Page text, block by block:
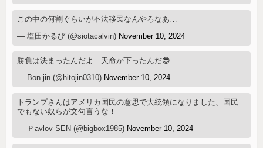
この中の何割ぐらいが不法移民なんやろなあ…
— 塩田かるび (@siotacalvin) November 10, 2024
勝負は決まったんだよ…天命が下ったんだ😎
— Bon jin (@hitojin0310) November 10, 2024
トランプさんはアメリカ国民の意思で大統領になりました、国民
でもない奴らが文句言うな！
— Ｐavlov SEN (@bigbox1985) November 10, 2024